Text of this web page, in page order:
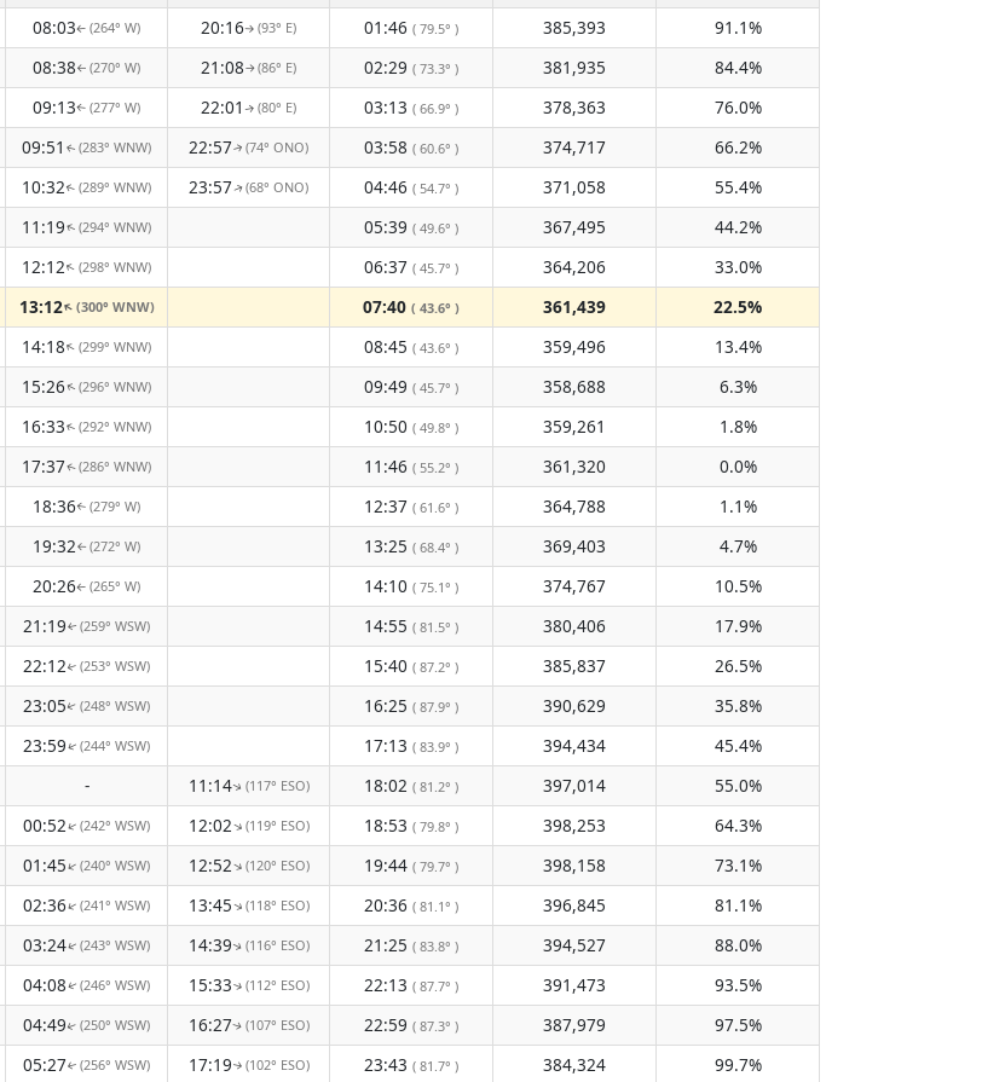
08:03↑(264° W) 20:16↑(93° E) 01:46 ( 79.5° ) 385,393
91.1%
08:38↑ (270° W) 21:08↑(86° E) 02:29 ( 73.3° ) 381,935
84.4%
09:13↑(277° W) 22:01 ↑(80° E) 03:13 ( 66.9° ) 378,363
76.0%
09:51 ↑(283° WNW) 22:57↑(74° ONO) 03:58 ( 60.6° ) 374,717
66.2%
10:32↑(289° WNW) 23:57↑(68° ONO) 04:46 ( 54.7° ) 371,058
55.4%
11:19↑(294° WNW) 05:39 ( 49.6° ) 367,495
44.2%
12:12↑(298° WNW) 06:37 ( 45.7° ) 364,206
33.0%
13:12↑(300° WNW) 07:40 ( 43.6° ) 361,439
22.5%
14:18↑(299° WNW) 08:45 ( 43.6° ) 359,496
13.4%
15:26↑(296° WNW) 09:49 ( 45.7° ) 358,688
6.3%
16:33↑(292° WNW) 10:50 ( 49.8° ) 359,261
1.8%
17:37↑(286° WNW) 11:46 ( 55.2° ) 361,320
0.0%
18:36↑(279° W) 12:37 ( 61.6° ) 364,788
1.1%
19:32↑(272° W) 13:25 ( 68.4° ) 369,403
4.7%
20:26↑(265° W) 14:10 ( 75.1° ) 374,767
10.5%
21:19↑(259° WSW) 14:55 ( 81.5° ) 380,406
17.9%
22:12↑(253° WSW) 15:40 ( 87.2° ) 385,837
26.5%
23:05↑(248° WSW) 16:25 ( 87.9° ) 390,629
35.8%
23:59↑(244° WSW) 17:13 ( 83.9° ) 394,434
45.4%
- 11:14↑(117° ESO) 18:02 ( 81.2° ) 397,014
55.0%
00:52↑(242° WSW) 12:02↑(119° ESO) 18:53 ( 79.8° ) 398,253
64.3%
01:45↑(240° WSW) 12:52↑(120° ESO) 19:44 ( 79.7° ) 398,158
73.1%
02:36↑(241° WSW) 13:45↑(118° ESO) 20:36 ( 81.1° ) 396,845
81.1%
03:24↑(243° WSW) 14:39↑(116° ESO) 21:25 ( 83.8° ) 394,527
88.0%
04:08↑(246° WSW) 15:33↑(112° ESO) 22:13 ( 87.7° ) 391,473
93.5%
04:49↑(250° WSW) 16:27↑(107° ESO) 22:59 ( 87.3° ) 387,979
97.5%
05:27↑(256° WSW) 17:19↑(102° ESO) 23:43 ( 81.7° ) 384,324
99.7%